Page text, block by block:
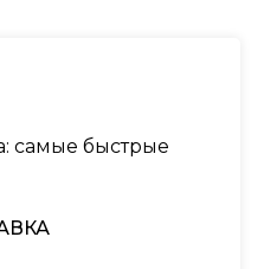
самые быстрые